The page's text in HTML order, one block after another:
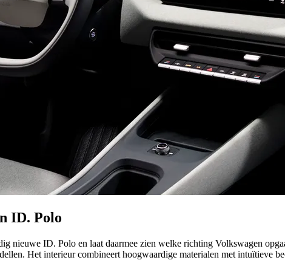
ID. Polo
nieuwe ID. Polo en laat daarmee zien welke richting Volkswagen
Het interieur combineert hoogwaardige materialen met intuïtieve